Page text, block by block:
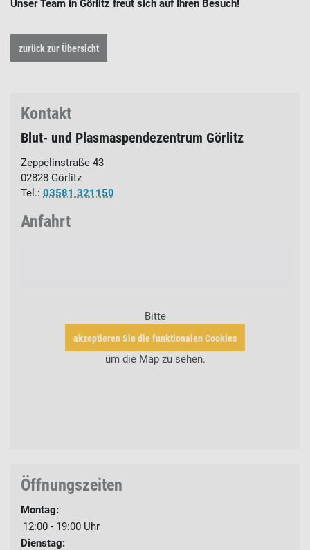
Kontakt
Blut- und Plasmaspendezentrum Görlitz
Zeppelinstraße 43
02828 Görlitz
Tel.: 03581 321150
Anfahrt
Bitte
akzeptieren Sie die funktionalen Cookies
um die Map zu sehen.
Unser Team in Görlitz freut sich auf Ihren Besuch!
Öffnungszeiten
Montag:
12:00 - 19:00 Uhr
Dienstag:
zurück zur Übersicht